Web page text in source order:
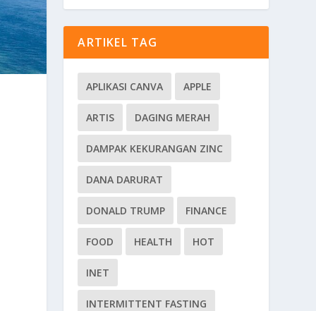
ARTIKEL TAG
APLIKASI CANVA APPLE
ARTIS DAGING MERAH
DAMPAK KEKURANGAN ZINC
DANA DARURAT
DONALD TRUMP FINANCE
FOOD HEALTH HOT
INET
INTERMITTENT FASTING